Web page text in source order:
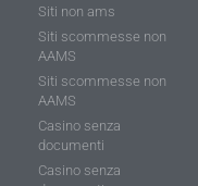
Siti non ams
Siti scommesse non
AAMS
Siti scommesse non
AAMS
Casino senza
documenti
Casino senza